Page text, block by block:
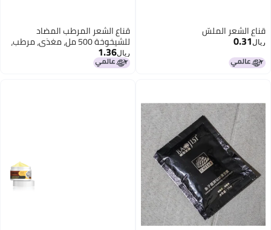
الشعر الملسّ
0.31
قناع الشعر المرطب المضاد
للشيخوخة 500 مل، مغذي، مرطب،
وعلاج لتنعيم الشعر مع خلاصة
الأحماض الأمينية من عش الطائر
ريال1.36